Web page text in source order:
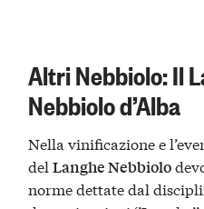
Altri Nebbiolo: Il
Nebbiolo d’Alba
Nella vinificazione e
delLanghe Nebbiolo
norme dettate dal